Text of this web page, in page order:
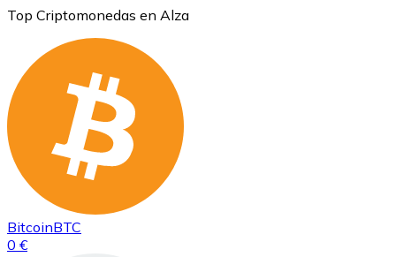
Top Criptomonedas en Alza
BitcoinBTC
0 €